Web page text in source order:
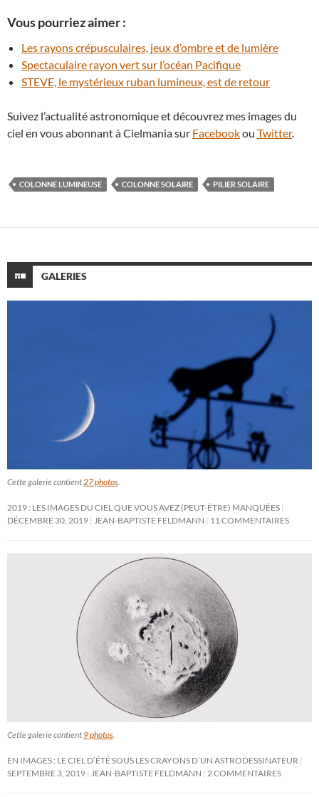
Vous pourriez aimer :
Les rayons crépusculaires, jeux d’ombre et de lumière
Spectaculaire rayon vert sur l’océan Pacifique
STEVE, le mystérieux ruban lumineux, est de retour
Suivez l’actualité astronomique et découvrez mes images du
ciel en vous abonnant à Cielmania sur Facebookou Twitter.
COLONNE LUMINEUSE COLONNE SOLAIRE PILIER SOLAIRE
GALERIES
Cette galerie contient 27 photos
2019 : LES IMAGES DU CIEL QUE VOUS AVEZ (PEUT-ÊTRE) MANQUÉES
DÉCEMBRE 30, 2019
JEAN-BAPTISTE FELDMANN 11 COMMENTAIRES
Cette galerie contient 9 photos
EN IMAGES : LE CIEL D’ÉTÉ SOUS LES CRAYONS D’UN ASTRODESSINATEUR
SEPTEMBRE 3, 2019
JEAN-BAPTISTE FELDMANN 2 COMMENTAIRES